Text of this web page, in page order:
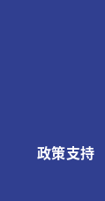
政策支持